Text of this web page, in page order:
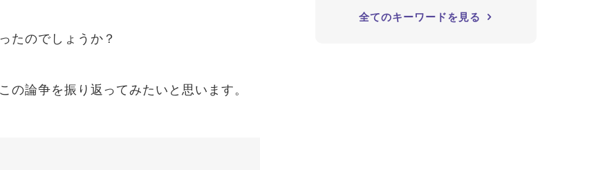
たのでしょうか？
論争を振り返ってみたいと思います。
全てのキーワードを見る